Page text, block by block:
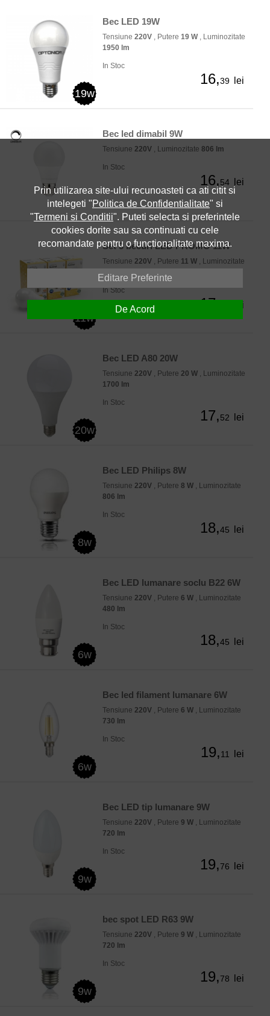
19w
Bec LED 19W
Tensiune 220V , Putere 19 W, Luminozitate
1950 lm
In Stoc
16,39 lei
Bec led dimabil 9W
Tensiune 220V , Luminozitate 806 lm
In Stoc
16,54 lei
11w
Set 3 becuri LED PROMO 11W
Tensiune 220V , Putere 11 W , Luminozitate
1055 lm
In Stoc
17, lei
20w
Bec LED A80 20W
Tensiune 220V , Putere 20 W , Luminozitate
1700 lm
In Stoc
17,52 lei
8w
Bec LED Philips 8W
Tensiune 220V , Putere 8 W , Luminozitate
806 lm
In Stoc
18,45 lei
6w
Bec LED lumanare soclu B22 6W
Tensiune 220V , Putere 6 W , Luminozitate
480 lm
In Stoc
18,45 lei
6w
Bec led filament lumanare 6W
Tensiune 220V , Putere 6 W , Luminozitate
730 lm
In Stoc
19,11 lei
9w
Bec LED tip lumanare 9W
Tensiune 220V , Putere 9 W , Luminozitate
720 lm
In Stoc
19,76 lei
9w
bec spot LED R63 9W
Tensiune 220V , Putere 9 W , Luminozitate
720 lm
In Stoc
19,78 lei
Prin utilizarea site-ului recunoasteti ca ati citit si
intelegeti "Politica de Confidentialitate" si
"Termeni si Conditii". Puteti selecta si preferintele
cookies dorite sau sa continuati cu cele
recomandate pentru o functionalitate maxima.
Editare Preferinte
De Acord